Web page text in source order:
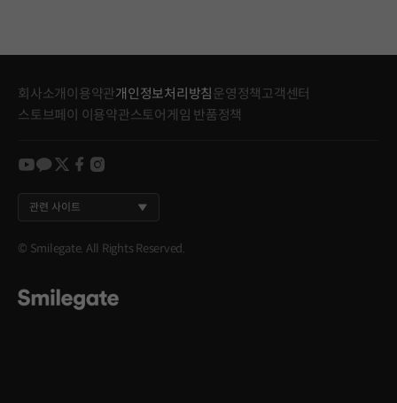
회사소개이용약관개인정보처리방침 운영정책고객센터
스토브페이 이용약관스토어게임 반품정책
youtube
kakao
twitter
facebook
instagram
관련 사이트
© Smilegate. All Rights Reserved.